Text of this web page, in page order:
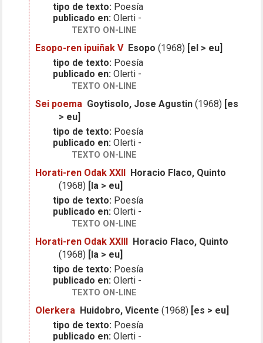
tipo de texto: Poesía
publicado en: Olerti -
TEXTO ON-LINE
Esopo-ren ipuiñak V Esopo (1968) [el > eu]
tipo de texto: Poesía
publicado en: Olerti -
TEXTO ON-LINE
Sei poema Goytisolo, Jose Agustin (1968) [es
> eu]
tipo de texto: Poesía
publicado en: Olerti -
TEXTO ON-LINE
Horati-ren Odak XXII
Horacio Flaco, Quinto
(1968)
[la > eu]
tipo de texto: Poesía
publicado en: Olerti -
TEXTO ON-LINE
Horati-ren Odak XXIII
Horacio Flaco, Quinto
(1968)
[la > eu]
tipo de texto: Poesía
publicado en: Olerti -
TEXTO ON-LINE
Olerkera Huidobro, Vicente (1968) [es > eu]
tipo de texto: Poesía
publicado en: Olerti -